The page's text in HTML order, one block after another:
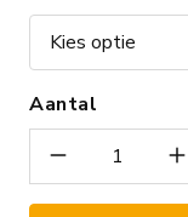
Aantal